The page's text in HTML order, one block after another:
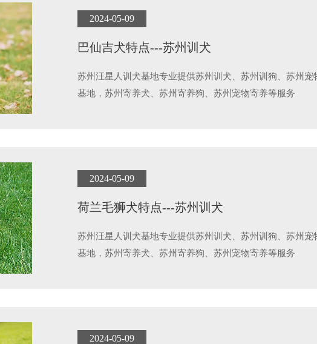
2024-05-09
巴仙吉犬特点---苏州训犬
苏州汪星人训犬基地专业提供苏州训犬、苏州训狗、苏州
基地，苏州寄养犬、苏州寄养狗、苏州宠物寄养等服务
2024-05-09
荷兰毛狮犬特点---苏州训犬
苏州汪星人训犬基地专业提供苏州训犬、苏州训狗、苏州
基地，苏州寄养犬、苏州寄养狗、苏州宠物寄养等服务
2024-05-09